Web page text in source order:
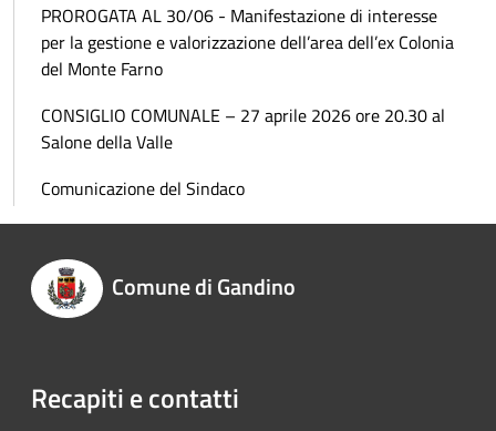
PROROGATA AL 30/06 - Manifestazione di interesse
per la gestione e valorizzazione dell’area dell’ex Colonia
del Monte Farno
CONSIGLIO COMUNALE – 27 aprile 2026 ore 20.30 al
Salone della Valle
Comunicazione del Sindaco
Comune di Gandino
Recapiti e contatti